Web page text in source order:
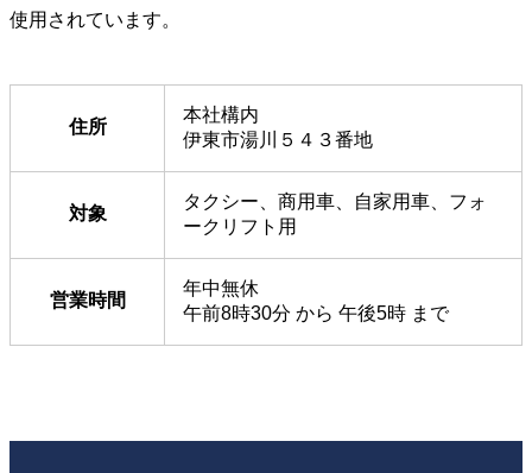
使用されています。
住所
本社構内
伊東市湯川５４３番地
対象
タクシー、商用車、自家用車、フォ
ークリフト用
営業時間
年中無休
午前8時30分 から 午後5時 まで